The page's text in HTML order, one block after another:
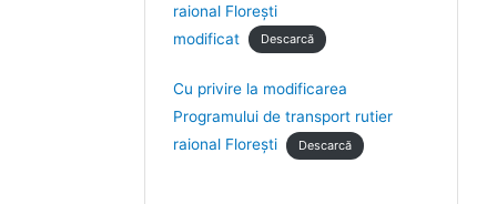
raional Florești
modificat
Descarcă
Cu privire la modificarea
Programului de transport rutier
raional Florești
Descarcă